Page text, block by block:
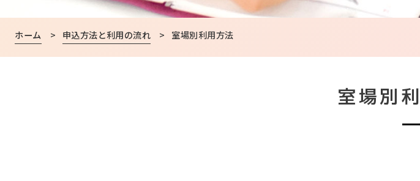
ホーム > 申込方法と利用の流れ > 室場別利用方法
室場別